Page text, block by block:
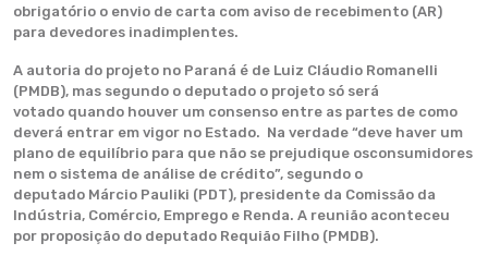
obrigatório o envio de carta com aviso de recebimento (AR)
para devedores inadimplentes.
A autoria do projeto no Paraná é de Luiz Cláudio Romanelli
(PMDB), mas segundo o deputado o projeto só será
votado quando houver um consenso entre as partes de como
deverá entrar em vigor no Estado. Na verdade “deve haver um
plano de equilíbrio para que não se prejudique osconsumidores
nem o sistema de análise de crédito”, segundo o
deputado Márcio Pauliki (PDT), presidente da Comissão da
Indústria, Comércio, Emprego e Renda. A reunião aconteceu
por proposição do deputado Requião Filho (PMDB).